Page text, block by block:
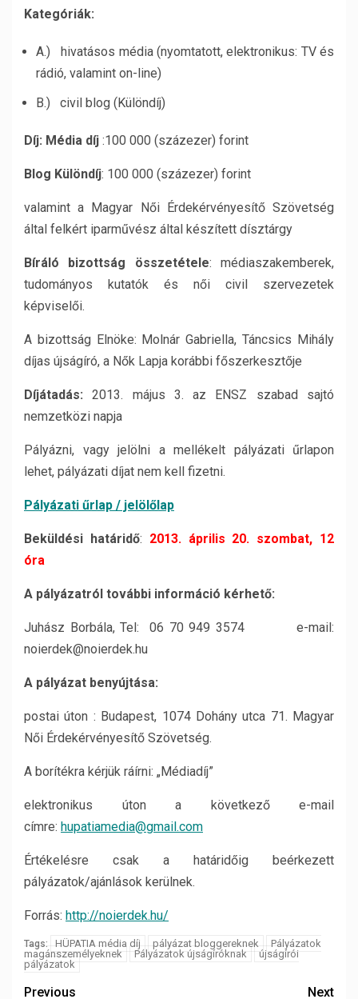
Kategóriák:
A.) hivatásos média (nyomtatott, elektronikus: TV és
rádió, valamint on-line)
B.) civil blog (Különdíj)
Díj: Média díj :100 000 (százezer) forint
Blog Különdíj: 100 000 (százezer) forint
valamint a Magyar Női Érdekérvényesítő Szövetség
által felkért iparművész által készített dísztárgy
Bíráló bizottság összetétele: médiaszakemberek,
tudományos kutatók és női civil szervezetek
képviselői.
A bizottság Elnöke: Molnár Gabriella, Táncsics Mihály
díjas újságíró, a Nők Lapja korábbi főszerkesztője
Díjátadás: 2013. május 3. az ENSZ szabad sajtó
nemzetközi napja
Pályázni, vagy jelölni a mellékelt pályázati űrlapon
lehet, pályázati díjat nem kell fizetni.
Pályázati űrlap / jelölőlap
Beküldési határidő: 2013. április 20. szombat, 12
óra
A pályázatról további információ kérhető:
Juhász Borbála, Tel: 06 70 949 3574 e-mail:
noierdek@noierdek.hu
A pályázat benyújtása:
postai úton : Budapest, 1074 Dohány utca 71. Magyar
Női Érdekérvényesítő Szövetség.
A borítékra kérjük ráírni: „Médiadíj”
elektronikus úton a következő e-mail
címre: hupatiamedia@gmail.com
Értékelésre csak a határidőig beérkezett
pályázatok/ajánlások kerülnek.
Forrás: http://noierdek.hu/
Tags: HÜPATIA média díj pályázat bloggereknek
Pályázatok
magánszemélyeknek
Pályázatok újságíróknak
újságírói
pályázatok
Previous Next